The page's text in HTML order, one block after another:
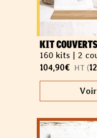
KIT
160 kits | 2
104,90€ HT (